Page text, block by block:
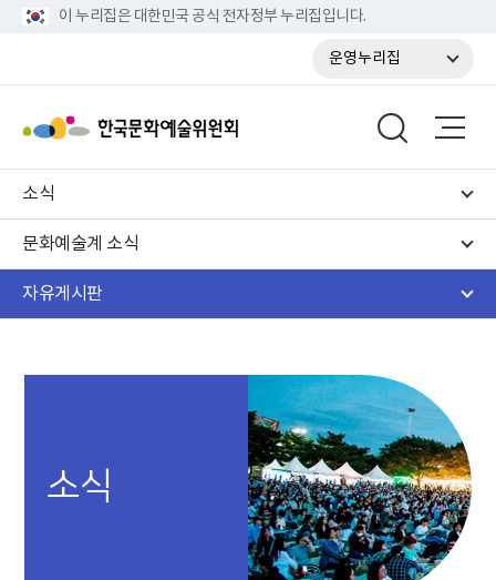
이 누리집은 대한민국 공식 전자정부 누리집입니다.
운영누리집
소식
문화예술계 소식
자유게시판
소식